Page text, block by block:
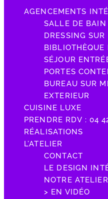
AGENCEMENTS
SALLE DE BAIN
DRESSING SUR
BIBLIOTHÈQUE
SÉJOUR
PORTES
BUREAU SUR
EXTERIEUR
CUISINE LUXE
PRENDRE RDV : 04
RÉALISATIONS
L’ATELIER
CONTACT
LE DESIGN
NOTRE ATELIER
> EN VIDÉO